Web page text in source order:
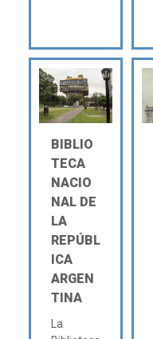
BIBLIO
TECA
NACIO
NAL DE
LA
REPÚBL
ICA
ARGEN
TINA
La